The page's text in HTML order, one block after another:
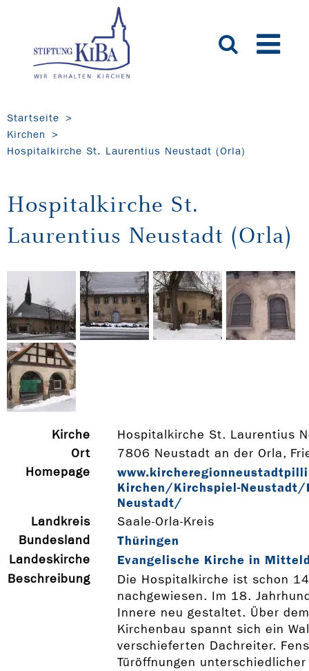
Startseite
Kirchen
Hospitalkirche St. Laurentius Neustadt (Orla)
Hospitalkirche St.
Laurentius Neustadt (Orla)
Kirche
Hospitalkirche St. Laurentius
Ort
7806 Neustadt an der Orla,
Homepage
Kirchen/Kirchspiel-­
Neustadt/
Landkreis
Saale-Orla-Kreis
Bundesland
Thüringen
Landeskirche Evangelische Kirche in
Beschreibung
Die Hospitalkirche ist schon
nachgewiesen. Im 18.
Innere neu gestaltet. Über
Kirchenbau spannt sich ein
verschieferten Dachreiter.
Türöffnungen